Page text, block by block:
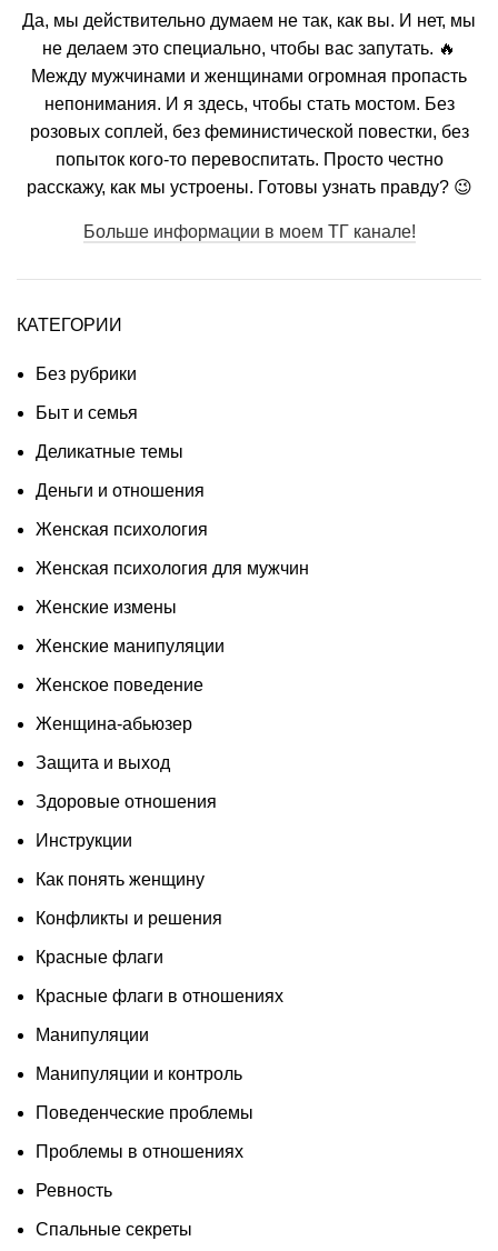
Да, мы действительно думаем не так, как вы. И нет, мы
не делаем это специально, чтобы вас запутать. 🔥
Между мужчинами и женщинами огромная пропасть
непонимания. И я здесь, чтобы стать мостом. Без
розовых соплей, без феминистической повестки, без
попыток кого-то перевоспитать. Просто честно
расскажу, как мы устроены. Готовы узнать правду? 😉
Больше информации в моем ТГ канале!
КАТЕГОРИИ
Без рубрики
Быт и семья
Деликатные темы
Деньги и отношения
Женская психология
Женская психология для мужчин
Женские измены
Женские манипуляции
Женское поведение
Женщина-абьюзер
Защита и выход
Здоровые отношения
Инструкции
Как понять женщину
Конфликты и решения
Красные флаги
Красные флаги в отношениях
Манипуляции
Манипуляции и контроль
Поведенческие проблемы
Проблемы в отношениях
Ревность
Спальные секреты